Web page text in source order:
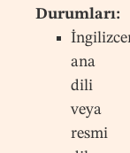
Durumları:
ana
dili
veya
resmi